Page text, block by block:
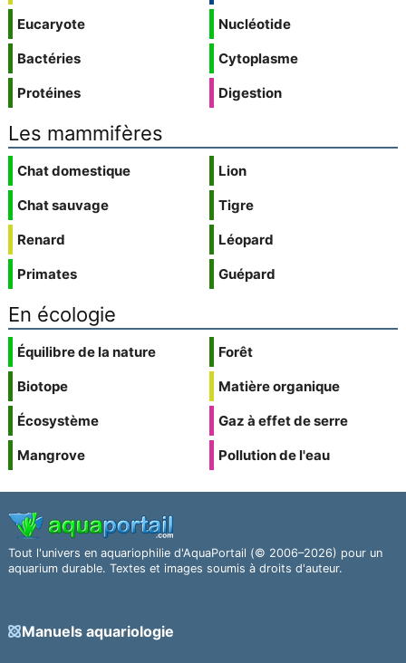
Eucaryote
Bactéries
Protéines
Nucléotide
Cytoplasme
Digestion
Les mammifères
Chat domestique
Chat sauvage
Renard
Primates
Lion
Tigre
Léopard
Guépard
En écologie
Équilibre de la nature
Biotope
Écosystème
Mangrove
Forêt
Matière organique
Gaz à effet de serre
Pollution de l'eau
Tout l'univers en aquariophilie d'AquaPortail (© 2006–2026) pour un
aquarium durable. Textes et images soumis à droits d'auteur.
Manuels aquariologie